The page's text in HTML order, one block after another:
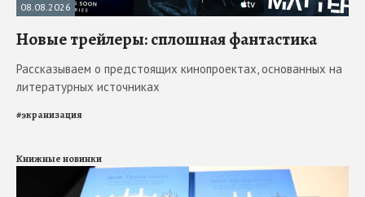
08.08.2026
Новые трейлеры: сплошная фантастика
Рассказываем о предстоящих кинопроектах, основанных на
литературных источниках
#экранизация
Книжные новинки